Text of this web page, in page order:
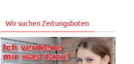
Wir suchen Zeitungsboten